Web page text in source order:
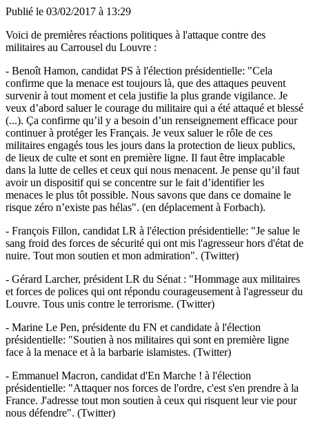
Publié le 03/02/2017 à 13:29
Voici de premières réactions politiques à l'attaque contre des
militaires au Carrousel du Louvre :
- Benoît Hamon, candidat PS à l'élection présidentielle: "Cela
confirme que la menace est toujours là, que des attaques peuvent
survenir à tout moment et cela justifie la plus grande vigilance. Je
veux d’abord saluer le courage du militaire qui a été attaqué et blessé
(...). Ça confirme qu’il y a besoin d’un renseignement efficace pour
continuer à protéger les Français. Je veux saluer le rôle de ces
militaires engagés tous les jours dans la protection de lieux publics,
de lieux de culte et sont en première ligne. Il faut être implacable
dans la lutte de celles et ceux qui nous menacent. Je pense qu’il faut
avoir un dispositif qui se concentre sur le fait d’identifier les
menaces le plus tôt possible. Nous savons que dans ce domaine le
risque zéro n’existe pas hélas". (en déplacement à Forbach).
- François Fillon, candidat LR à l'élection présidentielle: "Je salue le
sang froid des forces de sécurité qui ont mis l'agresseur hors d'état de
nuire. Tout mon soutien et mon admiration". (Twitter)
- Gérard Larcher, président LR du Sénat : "Hommage aux militaires
et forces de polices qui ont répondu courageusement à l'agresseur du
Louvre. Tous unis contre le terrorisme. (Twitter)
- Marine Le Pen, présidente du FN et candidate à l'élection
présidentielle: "Soutien à nos militaires qui sont en première ligne
face à la menace et à la barbarie islamistes. (Twitter)
- Emmanuel Macron, candidat d'En Marche ! à l'élection
présidentielle: "Attaquer nos forces de l'ordre, c'est s'en prendre à la
France. J'adresse tout mon soutien à ceux qui risquent leur vie pour
nous défendre". (Twitter)